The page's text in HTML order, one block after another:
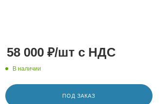
58 000 ₽/шт с НДС
В наличии
ПОД ЗАКАЗ